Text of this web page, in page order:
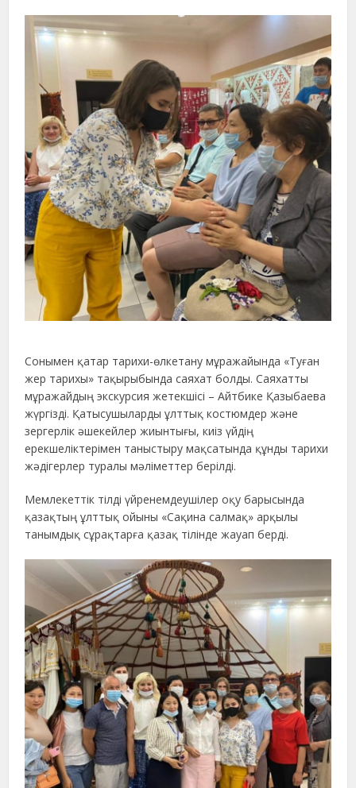
Сонымен қатар тарихи-өлкетану мұражайында «Туған
жер тарихы» тақырыбында саяхат болды. Саяхатты
мұражайдың экскурсия жетекшісі – Айтбике Қазыбаева
жүргізді. Қатысушыларды ұлттық костюмдер және
зергерлік әшекейлер жиынтығы, киіз үйдің
ерекшеліктерімен таныстыру мақсатында құнды тарихи
жәдігерлер туралы мәліметтер берілді.
Мемлекеттік тілді үйренемдеушілер оқу барысында
қазақтың ұлттық ойыны «Сақина салмақ» арқылы
танымдық сұрақтарға қазақ тілінде жауап берді.